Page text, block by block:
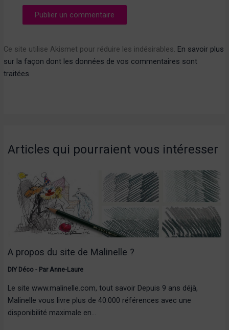
Ce site utilise Akismet pour réduire les indésirables. En savoir plus
sur la façon dont les données de vos commentaires sont
traitées.
Articles qui pourraient vous intéresser
A propos du site de Malinelle ?
DIY Déco- Par Anne-Laure
Le site www.malinelle.com, tout savoir Depuis 9 ans déjà,
Malinelle vous livre plus de 40.000 références avec une
disponibilité maximale en…